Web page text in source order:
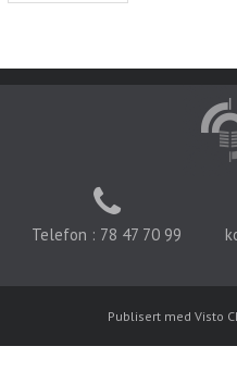
Telefon : 78 47 70 99
Publisert med Visto